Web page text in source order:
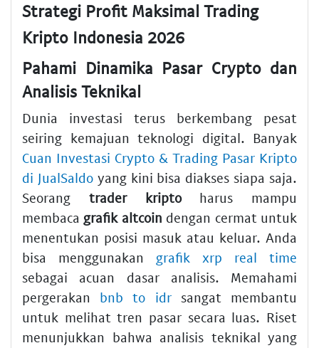
Strategi Profit Maksimal Trading
Kripto Indonesia 2026
Pahami Dinamika Pasar Crypto dan
Analisis Teknikal
Dunia investasi terus berkembang pesat
seiring kemajuan teknologi digital. Banyak
Cuan Investasi Crypto & Trading Pasar Kripto
di JualSaldoyang kini bisa diakses siapa saja.
Seorang trader kriptoharus mampu
membaca grafik altcoin dengan cermat untuk
menentukan posisi masuk atau keluar. Anda
bisa menggunakan grafik xrp real time
sebagai acuan dasar analisis. Memahami
pergerakan bnb to idrsangat membantu
untuk melihat tren pasar secara luas. Riset
menunjukkan bahwa analisis teknikal yang